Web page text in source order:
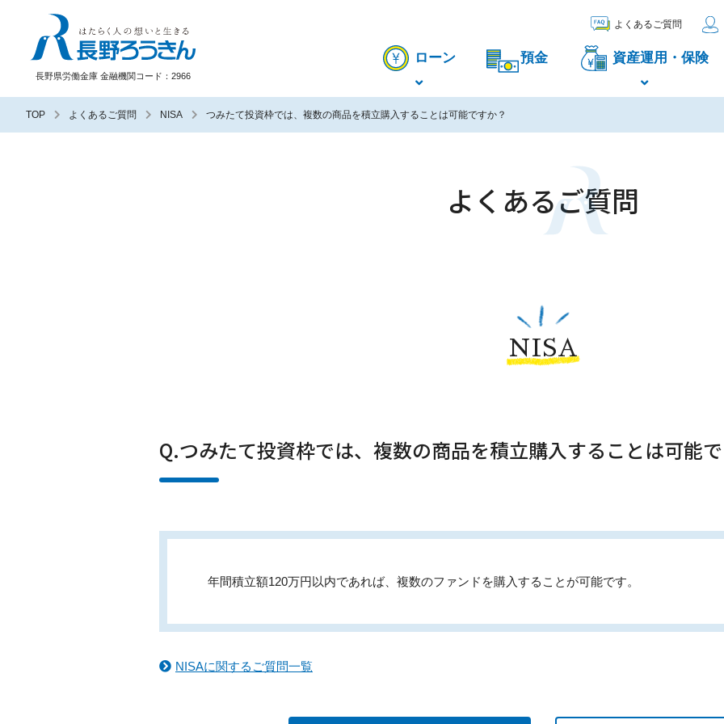
長野県労働金庫 金融機関コード：2966
ローン 預金 資産運用・保険
よくあるご質問
TOP よくあるご質問 NISA つみたて投資枠では、複数の商品を積立購入することは可能ですか？
よくあるご質問
NISA
Q.つみたて投資枠では、複数の商品を積立購入することは可能
年間積立額120万円以内であれば、複数のファンドを購入することが可能です。
NISAに関するご質問一覧